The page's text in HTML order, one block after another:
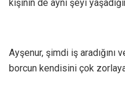
kişinin de aynı şeyi
Ayşenur, şimdi iş
borcun kendisini çok